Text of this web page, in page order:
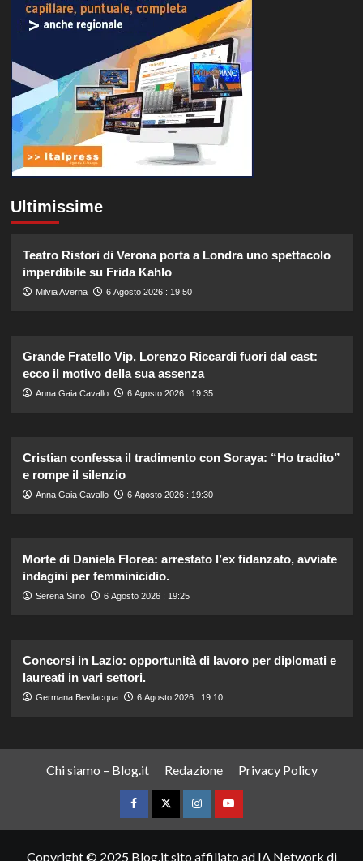
Ultimissime
Teatro Ristori di Verona porta a Londra uno spettacolo
imperdibile su Frida Kahlo
Milvia Averna 6 Agosto 2026 : 19:50
Grande Fratello Vip, Lorenzo Riccardi fuori dal cast:
ecco il motivo della sua assenza
Anna Gaia Cavallo 6 Agosto 2026 : 19:35
Cristian confessa il tradimento con Soraya: “Ho tradito”
e rompe il silenzio
Anna Gaia Cavallo 6 Agosto 2026 : 19:30
Morte di Daniela Florea: arrestato l’ex fidanzato, avviate
indagini per femminicidio.
Serena Siino 6 Agosto 2026 : 19:25
Concorsi in Lazio: opportunità di lavoro per diplomati e
laureati in vari settori.
Germana Bevilacqua 6 Agosto 2026 : 19:10
Chi siamo – Blog.it Redazione Privacy Policy
FacebookTwitterInstagramYouTube
Copyright © 2025 Blog.it sito affiliato ad IA Network di